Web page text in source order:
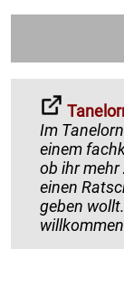
Im
einem
ob ihr mehr zu einem Produkt wissen wollt¸
einen
geben wollt.